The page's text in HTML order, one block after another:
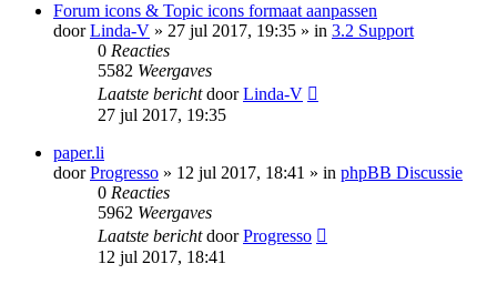
Forum icons & Topic icons formaat aanpassen
doorLinda-V » 27 jul 2017, 19:35 » in 3.2 Support
0 Reacties
5582 Weergaves
Laatste berichtdoorLinda-V
27 jul 2017, 19:35
paper.li
doorProgresso » 12 jul 2017, 18:41 » in phpBB Discussie
0 Reacties
5962 Weergaves
Laatste berichtdoorProgresso
12 jul 2017, 18:41